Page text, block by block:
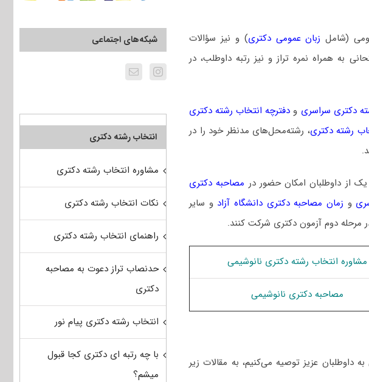
(شامل زبان عمومی دکتری) و نیز سؤالات
همراه نمره تراز و نیز رتبه داوطلب، در
دکتری سراسری و دفترچه انتخاب رشته دکتری
رشته دکتری، رشته‌محل‌های مدنظر خود را در
داوطلبان امکان حضور در مصاحبه دکتری
و زمان مصاحبه دکتری دانشگاه آزاد و سایر
مرحله دوم آزمون دکتری شرکت کنند.
مشاوره انتخاب رشته دکتری نانوشیمی
مصاحبه دکتری نانوشیمی
داوطلبان عزیز توصیه می‌کنیم، به مقالات زیر
شبکه‌های اجتماعی
انتخاب رشته دکتری
مشاوره انتخاب رشته دکتری
نکات انتخاب رشته دکتری
راهنمای انتخاب رشته دکتری
حدنصاب تراز دعوت به مصاحبه
دکتری
انتخاب رشته دکتری پیام نور
با چه رتبه ای دکتری کجا قبول
میشم؟